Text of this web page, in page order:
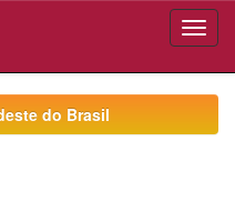
do Brasil